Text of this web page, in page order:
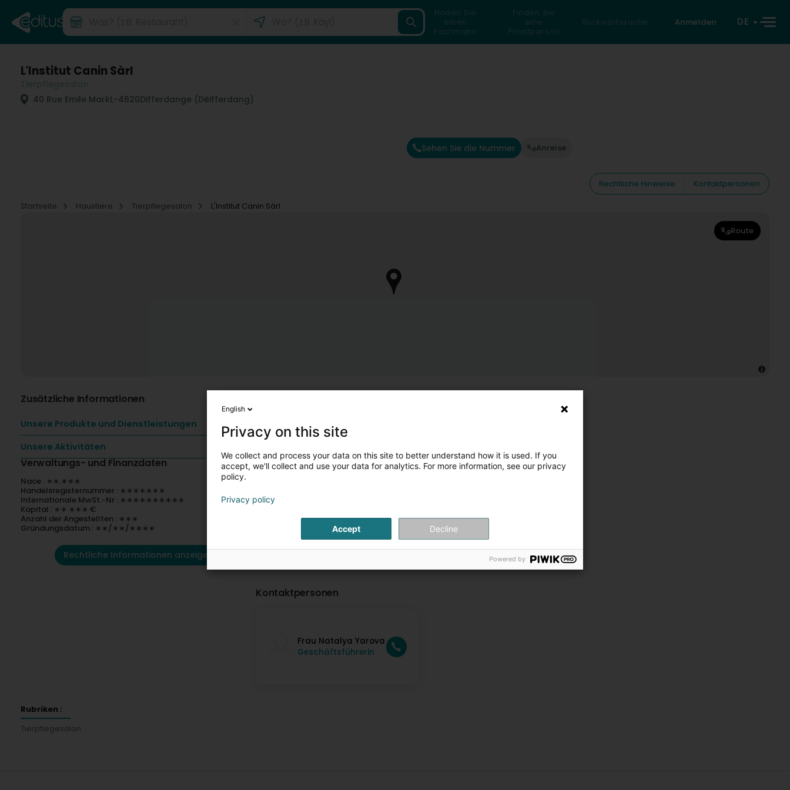
Finden Sie
einen
Fachmann
Finden Sie
eine
Privatperson
Rückwärtssuche Anmelden DE
L'Institut Canin Sàrl
40 Rue Emile MarkL-4620Differdange (Déifferdang)
Sehen Sie die Nummer Anreise
Rechtliche Hinweise
Kontaktpersonen
Startseite
Haustiere Tierpflegesalon L'Institut Canin Sàrl
Route
Zusätzliche Informationen
Unsere Produkte und Dienstleistungen
Unsere Aktivitäten
Verwaltungs- und Finanzdaten
Nace : ∗∗.∗∗∗
Handelsregisternummer : ∗∗∗∗∗∗∗
Internationale MwSt.-Nr : ∗∗∗∗∗∗∗∗∗∗
Kapital : ∗∗ ∗∗∗ €
Anzahl der Angestellten : ∗∗∗
Gründungsdatum : ∗∗/∗∗/∗∗∗∗
Rechtliche Informationen anzeigen
Kontaktpersonen
Frau Natalya Yarova
Geschäftsführerin
Rubriken :
Tierpflegesalon
English
Privacy on this site
We collect and process your data on this site to better understand how it is used. If you
accept, we'll collect and use your data for analytics. For more information, see our privacy
policy.
Privacy policy
Accept Decline
Powered by